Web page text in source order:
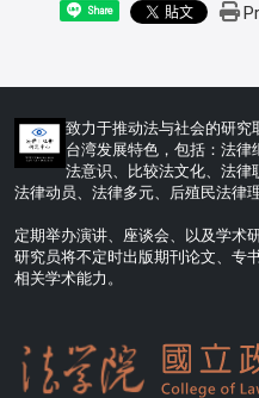
Share
致力于推动法与社会的研究
台湾发展特色，包括：法
法意识、比较法文化、法律
法律动员、法律多元、后殖民法律理
定期举办演讲、座谈会、以及学术
研究员将不定时出版期刊论文、专
相关学术能力。